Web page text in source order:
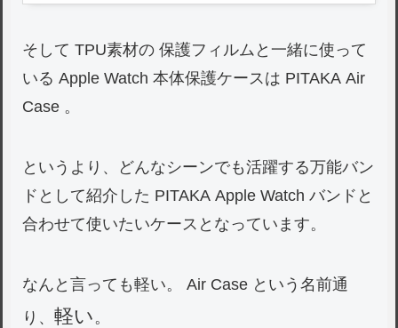
そして TPU素材の 保護フィルムと一緒に使って
いる Apple Watch 本体保護ケースは PITAKA Air
Case 。
というより、どんなシーンでも活躍する万能バン
ドとして紹介した PITAKA Apple Watch バンドと
合わせて使いたいケースとなっています。
なんと言っても軽い。 Air Case という名前通
り、軽い 。